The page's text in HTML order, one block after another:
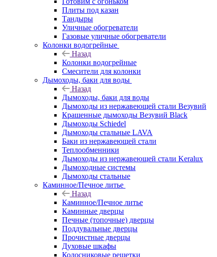
Плиты под казан
Тандыры
Уличные обогреватели
Газовые уличные обогреватели
Колонки водогрейные
Назад
Колонки водогрейные
Смесители для колонки
Дымоходы, баки для воды
Назад
Дымоходы, баки для воды
Дымоходы из нержавеющей стали Везувий
Крашенные дымоходы Везувий Black
Дымоходы Schiedel
Дымоходы стальные LAVA
Баки из нержавеющей стали
Теплообменники
Дымоходы из нержавеющей стали Keralux
Дымоходные системы
Дымоходы стальные
Каминное/Печное литье
Назад
Каминное/Печное литье
Каминные дверцы
Печные (топочные) дверцы
Поддувальные дверцы
Прочистные дверцы
Духовые шкафы
Колосниковые решетки